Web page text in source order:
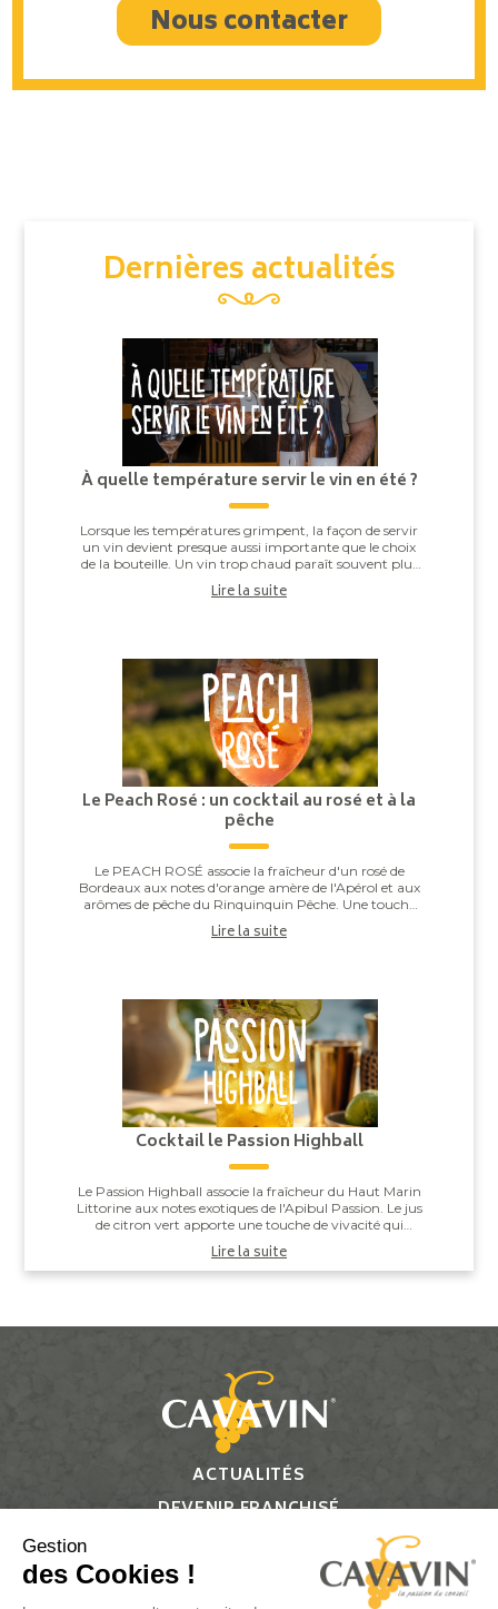
Nous contacter
Dernières actualités
À quelle température servir le vin en été ?
Lorsque les températures grimpent, la façon de servir
un vin devient presque aussi importante que le choix
de la bouteille. Un vin trop chaud paraît souvent plus
Lire la suite
Le Peach Rosé : un cocktail au rosé et à la
pêche
Le PEACH ROSÉ associe la fraîcheur d'un rosé de
Bordeaux aux notes d'orange amère de l'Apérol et aux
arômes de pêche du Rinquinquin Pêche. Une touche
Lire la suite
Cocktail le Passion Highball
Le Passion Highball associe la fraîcheur du Haut Marin
Littorine aux notes exotiques de l'Apibul Passion. Le jus
de citron vert apporte une touche de vivacité qui
Lire la suite
ACTUALITÉS
DEVENIR FRANCHISÉ
Gestion
des Cookies !